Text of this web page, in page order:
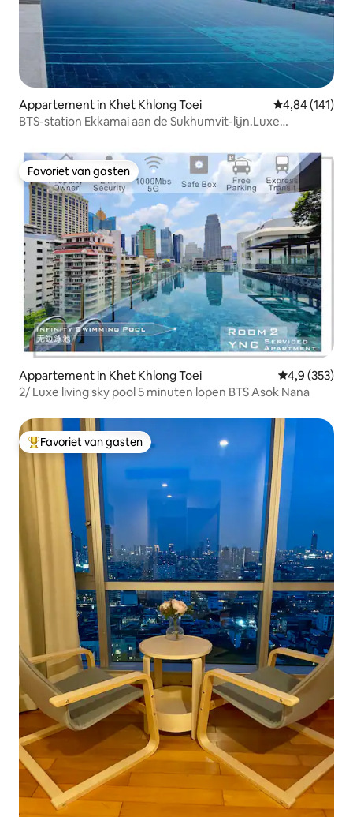
Appartement in Khet Khlong Toei Gemiddelde
4,84 (141)
BTS-station Ekkamai aan de Sukhumvit-lijn.Luxe
winkelcentrum, supermarkt/Pattaya Eastern Bus Station
+4
Favoriet van gasten
Favoriet van gasten
Appartement in Khet Khlong Toei Gemiddelde
4,9 (353)
2/ Luxe living sky pool 5 minuten lopen BTS Asok Nana
Topfavoriet van gasten
Favoriet van gasten